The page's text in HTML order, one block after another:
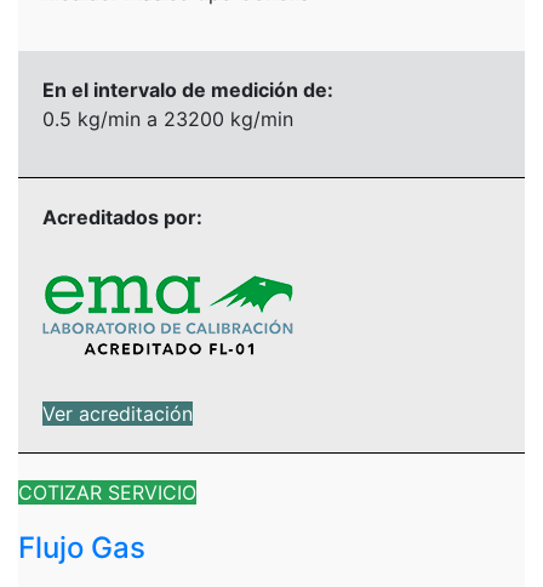
En el intervalo de medición de:
0.5 kg/min a 23200 kg/min
Acreditados por:
Ver acreditación
COTIZAR SERVICIO
Flujo Gas